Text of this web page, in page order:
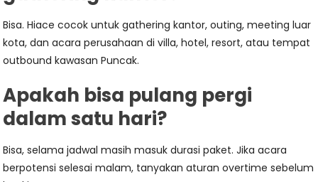
Bisa. Hiace cocok untuk gathering kantor, outing, meeting luar
kota, dan acara perusahaan di villa, hotel, resort, atau tempat
outbound kawasan Puncak.
Apakah bisa pulang pergi
dalam satu hari?
Bisa, selama jadwal masih masuk durasi paket. Jika acara
berpotensi selesai malam, tanyakan aturan overtime sebelum